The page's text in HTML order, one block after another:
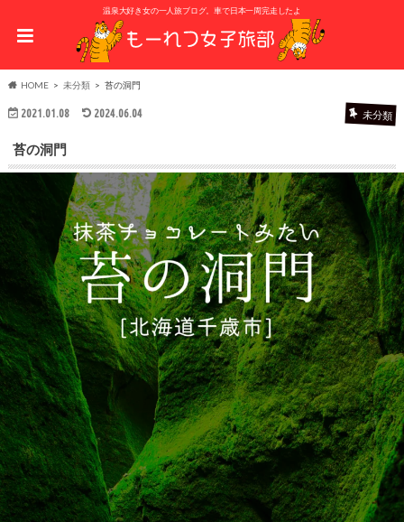
温泉大好き女の一人旅ブログ。車で日本一周完走したよ
HOME 未分類 苔の洞門
2021.01.08 2024.06.04 未分類
苔の洞門